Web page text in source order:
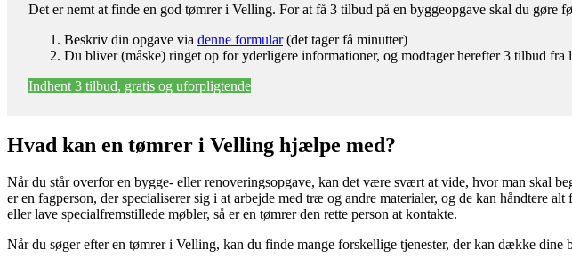
Det er nemt at finde en god tømrer i Velling. For at få 3 tilbud på en byggeopgave skal du gøre
Beskriv din opgave via denne formular(det tager få minutter)
Du bliver (måske) ringet op for yderligere informationer, og modtager herefter 3 tilbud fra
Indhent 3 tilbud, gratis og uforpligtende
Hvad kan en tømrer i Velling hjælpe med?
Når du står overfor en bygge- eller renoveringsopgave, kan det være svært at vide, hvor man skal
er en fagperson, der specialiserer sig i at arbejde med træ og andre materialer, og de kan håndtere
eller lave specialfremstillede møbler, så er en tømrer den rette person at kontakte.
Når du søger efter en tømrer i Velling, kan du finde mange forskellige tjenester, der kan dække